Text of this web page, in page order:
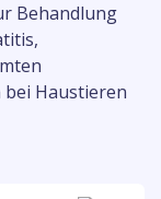
Behandlung
Haustieren